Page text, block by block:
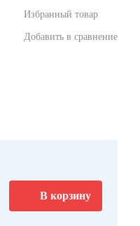
Избранный товар
Добавить в сравнение
В корзину